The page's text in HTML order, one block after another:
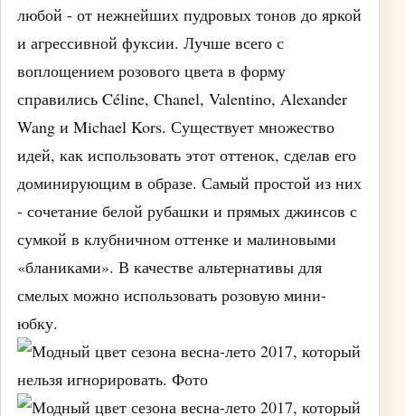
любой - от нежнейших пудровых тонов до яркой
и агрессивной фуксии. Лучше всего с
воплощением розового цвета в форму
справились Céline, Chanel, Valentino, Alexander
Wang и Michael Kors. Существует множество
идей, как использовать этот оттенок, сделав его
доминирующим в образе. Самый простой из них
- сочетание белой рубашки и прямых джинсов с
сумкой в клубничном оттенке и малиновыми
«бланиками». В качестве альтернативы для
смелых можно использовать розовую мини-
юбку.